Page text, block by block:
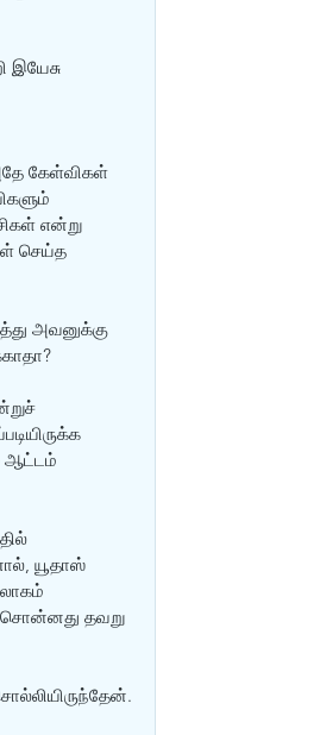
இயேசு
கேள்விகள்
என்று
செய்த
அவனுக்கு
ஆட்டம்
யூதாஸ்
சொன்னது தவறு